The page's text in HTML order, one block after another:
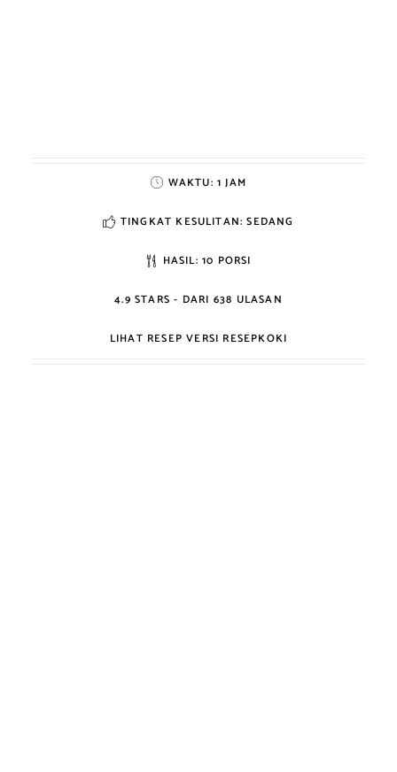
WAKTU: 1 JAM
TINGKAT KESULITAN: SEDANG
HASIL: 10 PORSI
4.9 STARS - DARI 638 ULASAN
LIHAT RESEP VERSI RESEPKOKI